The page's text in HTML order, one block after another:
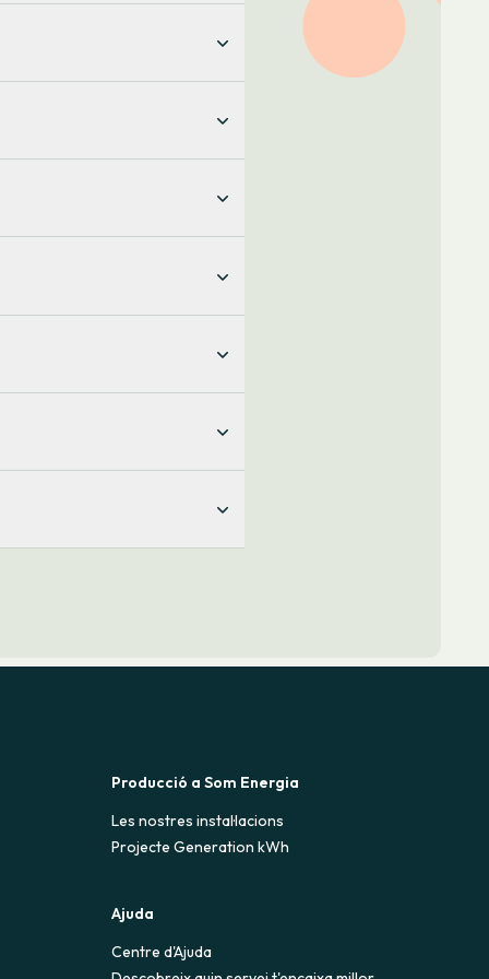
necessitis a curt o mitjà
Producció a Som Energia
Les nostres instal·lacions
Projecte Generation kWh
Ajuda
Centre d'Ajuda